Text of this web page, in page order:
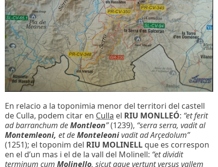
En relacio a la toponimia menor del territori del castell
de Culla, podem citar en Culla el RIU MONLLEÓ: “et ferit
ad barranchum deMontleon”(1239), “serra serra, vadit al
Montemleoni, et deMonteleonivadit ad Arçedolum”
(1251); el toponim del RIU MOLINELL que es correspon
en el d’un mas i el de la vall del Molinell: “et dividit
terminum cum Molinello, sicut aque vertunt versus vallem